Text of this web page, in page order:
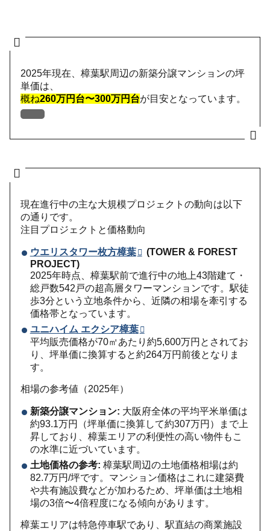
2025年現在、樟葉駅周辺の新築分譲マンションの坪
単価は、
概ね260万円台〜300万円台が目安となっています。
現在進行中の主な大規模プロジェクトの動向は以下
の通りです。
注目プロジェクトと価格動向
ウエリスタワー枚方樟葉
(TOWER & FOREST
PROJECT)
2025年時点、樟葉駅前で進行中の地上43階建て・
総戸数542戸の超高層タワーマンションです。駅徒
歩3分という立地条件から、近隣の相場を牽引する
価格帯となっています。
ユニハイム エクシア樟葉
平均販売価格が70㎡あたり約5,600万円とされてお
り、坪単価に換算すると約264万円前後となりま
す。
相場の参考値（2025年）
新築分譲マンション: 大阪府全体の平均平米単価は
約93.1万円（坪単価に換算して約307万円）まで上
昇しており、樟葉エリアの利便性の高い物件もこ
の水準に近づいています。
土地価格の参考: 樟葉駅周辺の土地価格相場は約
82.7万円/坪です。マンション価格はこれに建築費
や共有施設費などが加わるため、坪単価は土地相
場の3倍〜4倍程度になる傾向があります。
樟葉エリアは特急停車駅であり、駅直結の商業施設